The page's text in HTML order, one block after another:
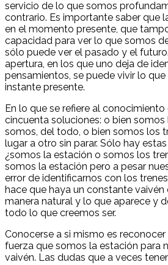
servicio de lo que somos
contrario. Es importante saber que
en el momento presente, que
capacidad para ver lo que somos
sólo puede ver el pasado y el
apertura, en los que uno deja de
pensamientos, se puede vivir lo
instante presente.
En lo que se refiere al
cincuenta soluciones: o bien
somos, del todo, o bien somos los
lugar a otro sin parar. Sólo hay
¿somos la estación o somos los
somos la estación pero a pesar
error de identificarnos con los
hace que haya un constante vaivén
manera natural y lo que aparece y
todo lo que creemos ser.
Conocerse a si mismo es
fuerza que somos la estación para
vaivén. Las dudas que a veces